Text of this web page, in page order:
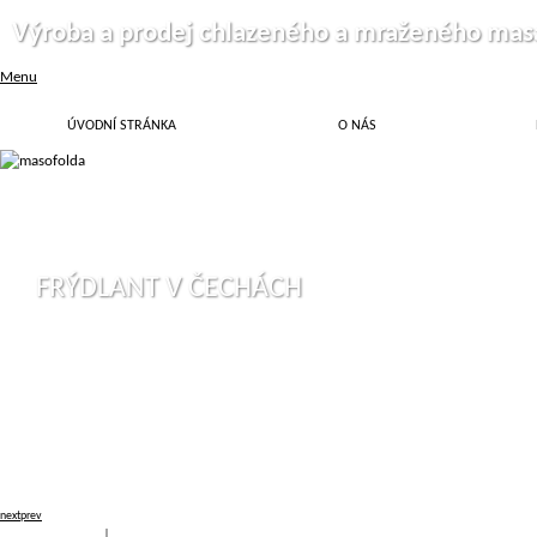
Menu
ÚVODNÍ STRÁNKA O NÁS
nextprev
Výroba a prodej chlazeného a mraženého
FRÝDLANT V ČECHÁCH